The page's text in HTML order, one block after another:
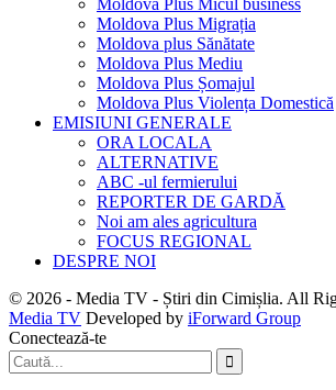
Moldova Plus Migrația
Moldova plus Sănătate
Moldova Plus Mediu
Moldova Plus Șomajul
Moldova Plus Violența Domestică
EMISIUNI GENERALE
ORA LOCALA
ALTERNATIVE
ABC -ul fermierului
REPORTER DE GARDĂ
Noi am ales agricultura
FOCUS REGIONAL
DESPRE NOI
© 2026 - Media TV - Știri din Cimișlia. All
Media TV Developed by iForward Group
Conectează-te